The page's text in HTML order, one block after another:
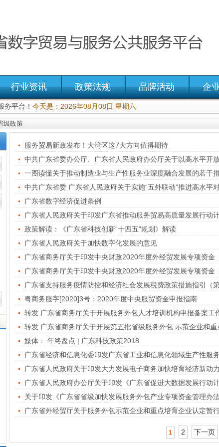
行业资讯 政策法规 品牌活动 企
务平台！ 今天是：2026年08月08日 星期六
级政策
服务贸易新政发布！大湾区这7大方向值得期待
一图读懂关于推动制造业与生产性服务业深度融合发展的若干
中共广东省委 广东省人民政府关于实施“五外联动”推进高水平
广东省数字经济促进条例
广东省人民政府关于印发广东省推动服务贸易高质量发展行
政策解读：《广东省科技创新“十四五”规划》解读
广东省人民政府关于加快数字化发展的意见
广东省商务厅关于印发中央财政2020年度外经贸发展专项资金
广东省支持服务疫情防控和经济社会发展税费政策措施指引（第
粤商务服字[2020]3号：2020年度中央服贸资金申报指南
转发 广东省商务厅关于开展服务外包人才培训机构申报备案工
转发 广东省商务厅关于开展第五批省级服务外包 示范企业和
媒体： 年终盘点 | 广东科技政策2018
广东省经济和信息化委印发广东省工业和信息化领域生产性服
广东省人民政府关于印发大力发展电子商务加快培育经济新动
关于印发《广东省省级加快发展服务外包产业专项资金管理办
广东省外经贸厅关于服务外包示范企业和重点培育企业认定暂
1 2 下一页